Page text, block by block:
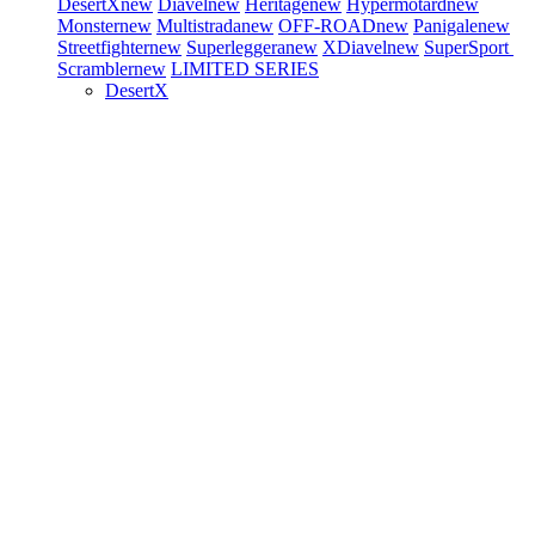
DesertXnew Diavelnew Heritagenew Hypermotardnew
Monsternew Multistradanew OFF-ROADnew Panigalenew
Streetfighternew Superleggeranew XDiavelnew SuperSport
Scramblernew LIMITED SERIES
DesertX